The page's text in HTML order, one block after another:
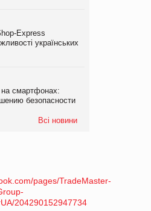
Express
українських
смартфонах:
безопасности
Всі новини